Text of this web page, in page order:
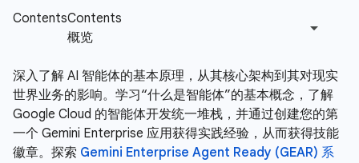
深入了解 AI 智能体的基本原理，从其核心架构到其对现实
世界业务的影响。学习“什么是智能体”的基本概念，了解
Google Cloud 的智能体开发统一堆栈，并通过创建您的第
一个 Gemini Enterprise 应用获得实践经验，从而获得技能
徽章。探索 Gemini Enterprise Agent Ready (GEAR) 系